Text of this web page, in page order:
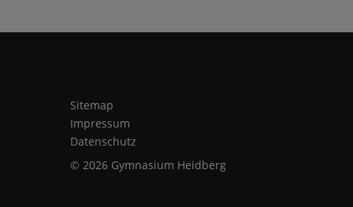
Sitemap
Impressum
Datenschutz
© 2026 Gymnasium Heidberg